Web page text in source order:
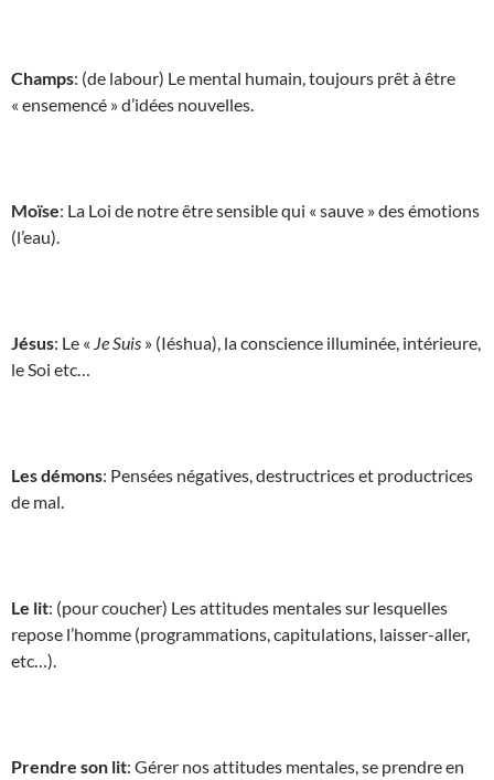
Champs: (de labour) Le mental humain, toujours prêt à être
« ensemencé » d’idées nouvelles.
Moïse: La Loi de notre être sensible qui « sauve » des émotions
(l’eau).
Jésus: Le « Je Suis » (Iéshua), la conscience illuminée, intérieure,
le Soi etc…
Les démons: Pensées négatives, destructrices et productrices
de mal.
Le lit: (pour coucher) Les attitudes mentales sur lesquelles
repose l’homme (programmations, capitulations, laisser-aller,
etc…).
Prendre son lit: Gérer nos attitudes mentales, se prendre en